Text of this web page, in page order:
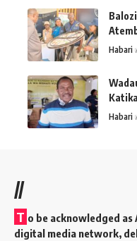
Habari
Habari
//
T o be acknowledged as
digital media network,